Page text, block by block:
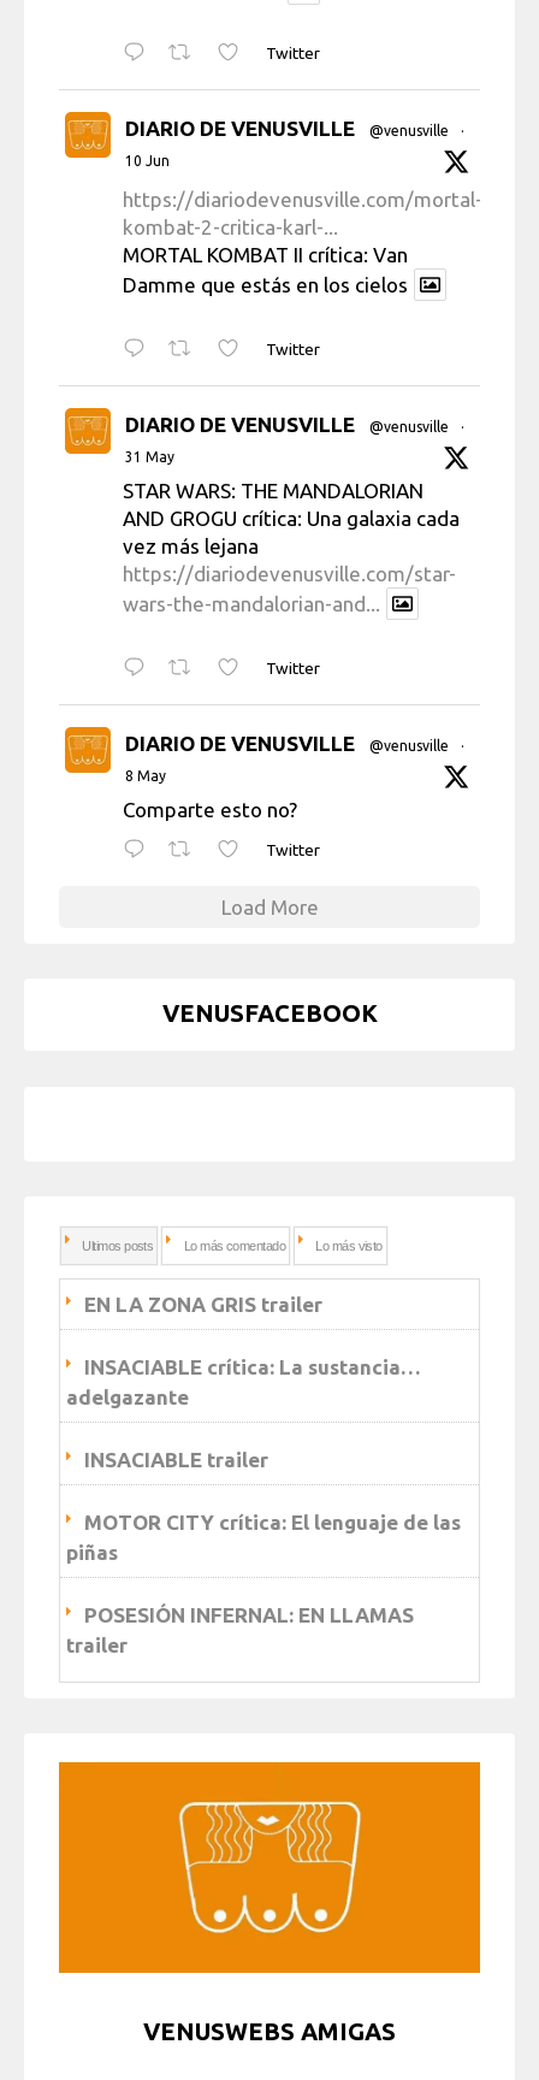
Twitter
DIARIO DE VENUSVILLE @venusville
·
10 Jun
https://diariodevenusville.com/mortal-
kombat-2-critica-karl-...
MORTAL KOMBAT II crítica: Van
Damme que estás en los cielos
Twitter
DIARIO DE VENUSVILLE @venusville
·
31 May
STAR WARS: THE MANDALORIAN
AND GROGU crítica: Una galaxia cada
vez más lejana
https://diariodevenusville.com/star-
wars-the-mandalorian-and...
Twitter
DIARIO DE VENUSVILLE @venusville
·
8 May
Comparte esto no?
Twitter
Load More
VENUSFACEBOOK
Ultimos posts Lo más comentado Lo más visto
EN LA ZONA GRIS trailer
INSACIABLE crítica: La sustancia…
adelgazante
INSACIABLE trailer
MOTOR CITY crítica: El lenguaje de las
piñas
POSESIÓN INFERNAL: EN LLAMAS
trailer
VENUSWEBS AMIGAS